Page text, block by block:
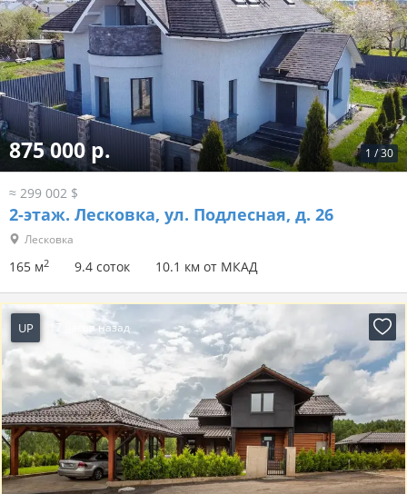
1 /30
875 000 р.
≈ 299 002 $
2-этаж. Лесковка, ул. Подлесная, д. 26
Лесковка
165 м2 9.4 соток 10.1 км от МКАД
UP 17 часов назад